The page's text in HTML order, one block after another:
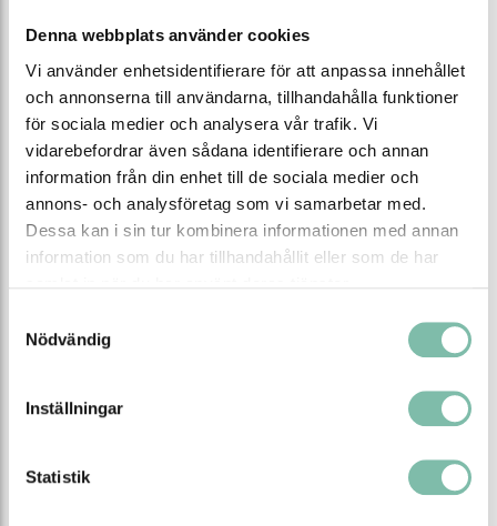
Denna webbplats använder cookies
Vi använder enhetsidentifierare för att anpassa innehållet
och annonserna till användarna, tillhandahålla funktioner
för sociala medier och analysera vår trafik. Vi
vidarebefordrar även sådana identifierare och annan
information från din enhet till de sociala medier och
annons- och analysföretag som vi samarbetar med.
Dessa kan i sin tur kombinera informationen med annan
information som du har tillhandahållit eller som de har
Nödvändig
Inställningar
Statistik
8 200 SEK
Se alla varianter
6 916 SEK
Produktinformation
Junior,
hopkopplingsbar
välj mellan två längder
från
hopkopplingsbar, välj
Se alla varianter